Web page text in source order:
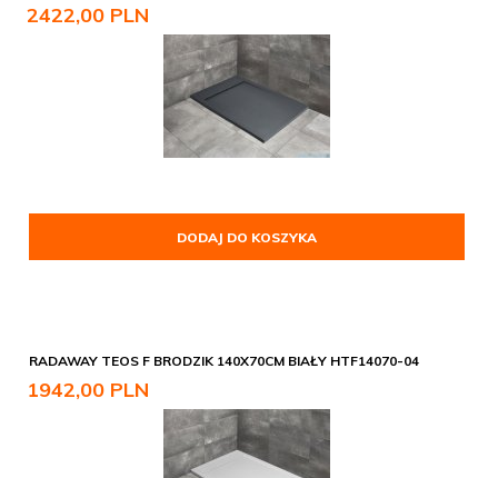
2422,00 PLN
DODAJ DO KOSZYKA
RADAWAY TEOS F BRODZIK 140X70CM BIAŁY HTF14070-04
1942,00 PLN